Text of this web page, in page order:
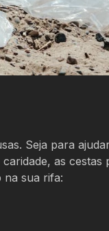
Seja para
as cestas
na sua rifa: